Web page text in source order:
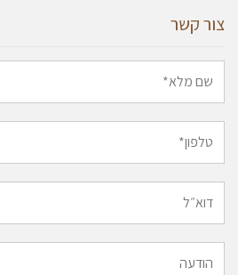
צור קשר